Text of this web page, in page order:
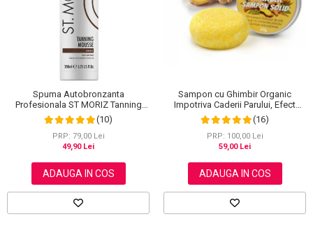
Scrub / Balsam de buze
Netestate pe Animale
Spuma Autobronzanta
Profesionala ST MORIZ Tanning
Mousse, Efect instant, Dark, 200 ml
(10)
PRP: 79,00 Lei
49,90 Lei
ADAUGA IN COS
Sampon cu Ghimbir Organic
Impotriva Caderii Parului, Efect
Regenerator, 100% Natural, NOVA
KISS® 60 g
(16)
PRP: 100,00 Lei
59,00 Lei
ADAUGA IN COS